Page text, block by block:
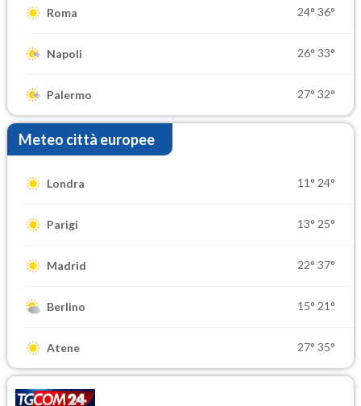
Roma 24° 36°
Napoli 26° 33°
Palermo 27° 32°
Meteo città europee
Londra 11° 24°
Parigi 13° 25°
Madrid 22° 37°
Berlino 15° 21°
Atene 27° 35°